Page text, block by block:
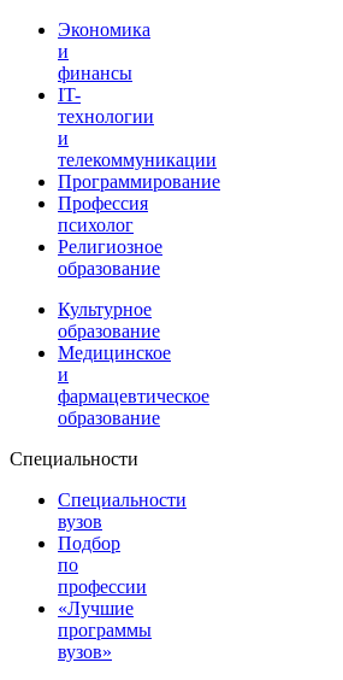
Экономика
и
финансы
IT-
технологии
и
телекоммуникации
Программирование
Профессия
психолог
Религиозное
образование
Культурное
образование
Медицинское
и
фармацевтическое
образование
Специальности
Специальности
вузов
Подбор
по
профессии
«Лучшие
программы
вузов»